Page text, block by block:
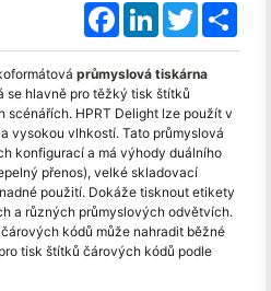
FacebookLinkedInTwitter
průmyslová tiskárna
se hlavně pro těžký tisk štítků
HPRT Delight lze použít v
vysokou vlhkostí. Tato průmyslová
konfigurací a má výhody duálního
přenos), velké skladovací
použití. Dokáže tisknout etikety
a různých průmyslových odvětvích.
kódů může nahradit běžné
tisk štítků čárových kódů podle